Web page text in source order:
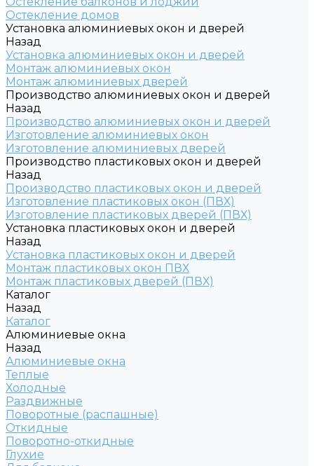
Остекление домов
Установка алюминиевых окон и дверей
Назад
Установка алюминиевых окон и дверей
Монтаж алюминиевых окон
Монтаж алюминиевых дверей
Производство алюминиевых окон и дверей
Назад
Производство алюминиевых окон и дверей
Изготовление алюминиевых окон
Изготовление алюминиевых дверей
Производство пластиковых окон и дверей
Назад
Производство пластиковых окон и дверей
Изготовление пластиковых окон (ПВХ)
Изготовление пластиковых дверей (ПВХ)
Установка пластиковых окон и дверей
Назад
Установка пластиковых окон и дверей
Монтаж пластиковых окон ПВХ
Монтаж пластиковых дверей (ПВХ)
Каталог
Назад
Каталог
Алюминиевые окна
Назад
Алюминиевые окна
Теплые
Холодные
Раздвижные
Поворотные (распашные)
Откидные
Поворотно-откидные
Глухие